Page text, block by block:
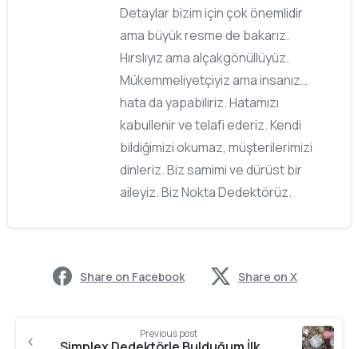
Detaylar bizim için çok önemlidir
ama büyük resme de bakarız.
Hırslıyız ama alçakgönüllüyüz.
Mükemmeliyetçiyiz ama insanız…
hata da yapabiliriz. Hatamızı
kabullenir ve telafi ederiz. Kendi
bildiğimizi okumaz, müşterilerimizi
dinleriz. Biz samimi ve dürüst bir
aileyiz. Biz Nokta Dedektörüz.
Share on Facebook Share on X
Previous post